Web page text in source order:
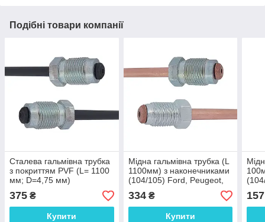
Подібні товари компанії
Сталева гальмівна трубка
з покриттям PVF (L= 1100
мм; D=4,75 мм)
універсальна з
наконечниками 104/104 -
WP872PVF
375 ₴
Купити
Мідна гальмівна трубка (L
1100мм) з наконечниками
(104/105) Ford, Peugeot,
Renault - WP489Cu
334₴
Купити
157